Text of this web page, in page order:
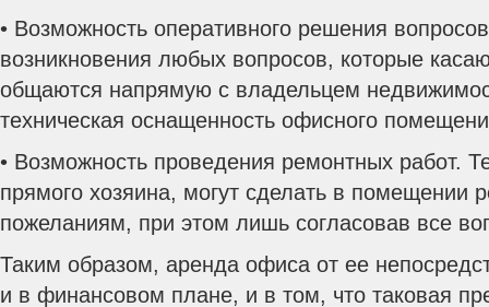
• Возможность оперативного решения
возникновения любых вопросов, которые
общаются напрямую с владельцем
техническая оснащенность офисного
• Возможность проведения ремонтных работ.
прямого хозяина, могут сделать в помещении
пожеланиям, при этом лишь согласовав все
Таким образом, аренда офиса от ее
и в финансовом плане, и в том, что таковая